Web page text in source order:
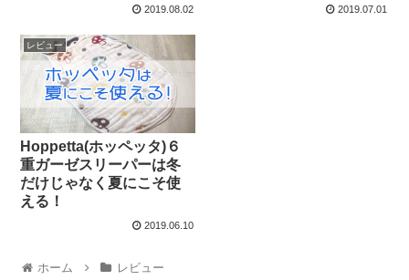
2019.08.02 2019.07.01
レビュー
Hoppetta(ホッペッタ)６
重ガーゼスリーパーは冬
だけじゃなく夏にこそ使
える！
2019.06.10
ホーム レビュー